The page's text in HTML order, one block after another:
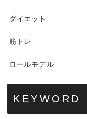
ダイエット
筋トレ
ロールモデル
KEYWORD